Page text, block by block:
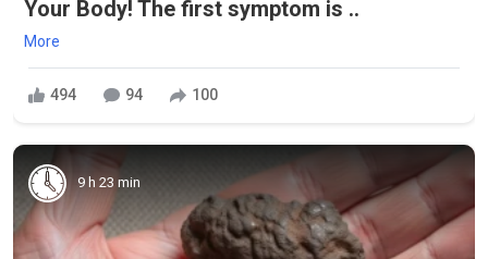
Your Body! The first symptom is ..
More
494 94 100
9 h 23 min